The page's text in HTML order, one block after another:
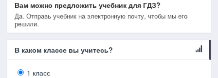
Вам можно предложить учебник для ГДЗ?
Да. Отправь учебник на электронную почту, чтобы мы его
решили.
В каком классе вы учитесь?
1 класс